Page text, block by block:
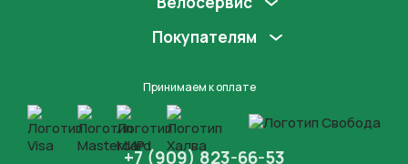
Покупателям
Принимаем к оплате
+7 (909) 823-66-53